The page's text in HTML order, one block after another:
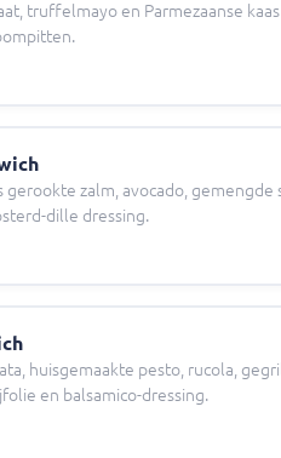
truffelmayo en Parmezaanse
gerookte zalm, avocado, gemengde
dille dressing.
huisgemaakte pesto, rucola,
en balsamico-dressing.